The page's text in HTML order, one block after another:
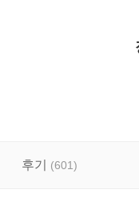
후기 (601)